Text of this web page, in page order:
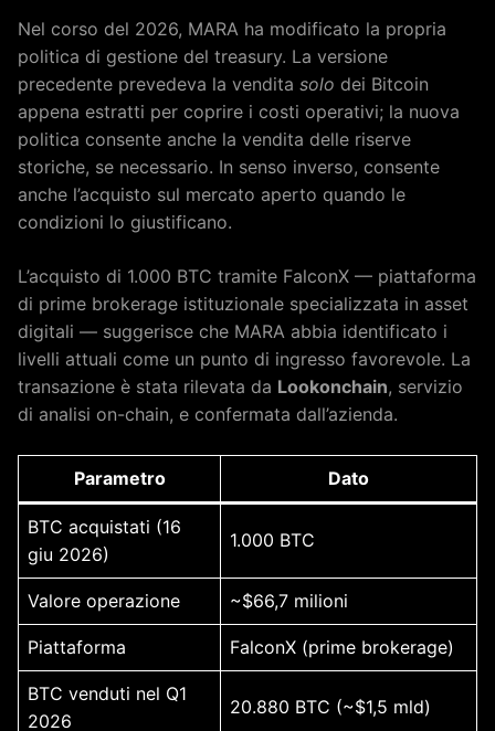
Nel corso del 2026, MARA ha modificato la propria
politica di gestione del treasury. La versione
precedente prevedeva la vendita solo dei Bitcoin
appena estratti per coprire i costi operativi; la nuova
politica consente anche la vendita delle riserve
storiche, se necessario. In senso inverso, consente
anche l’acquisto sul mercato aperto quando le
condizioni lo giustificano.
L’acquisto di 1.000 BTC tramite FalconX — piattaforma
di prime brokerage istituzionale specializzata in asset
digitali — suggerisce che MARA abbia identificato i
livelli attuali come un punto di ingresso favorevole. La
transazione è stata rilevata da Lookonchain, servizio
di analisi on-chain, e confermata dall’azienda.
Parametro Dato
BTC acquistati (16
giu 2026)
1.000 BTC
Valore operazione ~$66,7 milioni
Piattaforma FalconX (prime brokerage)
BTC venduti nel Q1
2026
20.880 BTC (~$1,5 mld)